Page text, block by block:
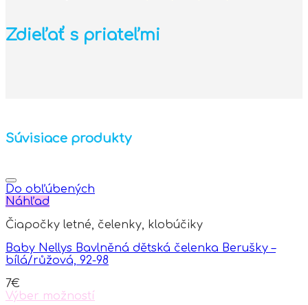
Zdieľať s priateľmi
Súvisiace produkty
Do obľúbených
Náhľad
Čiapočky letné, čelenky, klobúčiky
Baby Nellys Bavlněná dětská čelenka Berušky –
bílá/růžová, 92-98
7€
Výber možností